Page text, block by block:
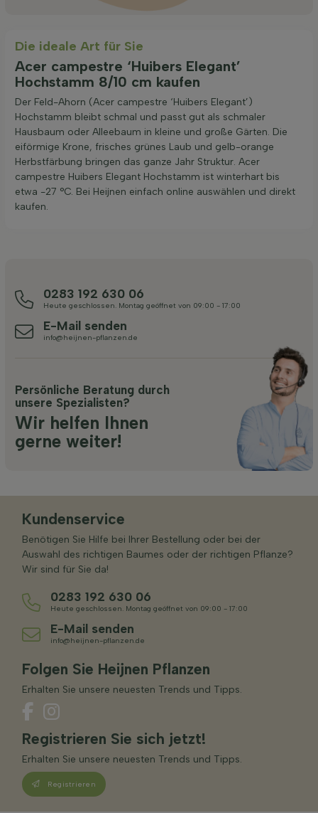
Die ideale Art für Sie
Acer campestre ‘Huibers Elegant’
Hochstamm 8/10 cm kaufen
Der Feld-Ahorn (Acer campestre ‘Huibers Elegant’)
Hochstamm bleibt schmal und passt gut als schmaler
Hausbaum oder Alleebaum in kleine und große Gärten. Die
eiförmige Krone, frisches grünes Laub und gelb-orange
Herbstfärbung bringen das ganze Jahr Struktur. Acer
campestre Huibers Elegant Hochstamm ist winterhart bis
etwa -27 °C. Bei Heijnen einfach online auswählen und direkt
kaufen.
0283 192 630 06
Heute geschlossen. Montag geöffnet von 09:00 - 17:00
E-Mail senden
info@heijnen-pflanzen.de
Persönliche Beratung durch
unsere Spezialisten?
Wir helfen Ihnen
gerne weiter!
Kundenservice
Benötigen Sie Hilfe bei Ihrer Bestellung oder bei der
Auswahl des richtigen Baumes oder der richtigen Pflanze?
Wir sind für Sie da!
0283 192 630 06
Heute geschlossen. Montag geöffnet von 09:00 - 17:00
E-Mail senden
info@heijnen-pflanzen.de
Folgen Sie Heijnen Pflanzen
Erhalten Sie unsere neuesten Trends und Tipps.
Registrieren Sie sich jetzt!
Erhalten Sie unsere neuesten Trends und Tipps.
Registrieren